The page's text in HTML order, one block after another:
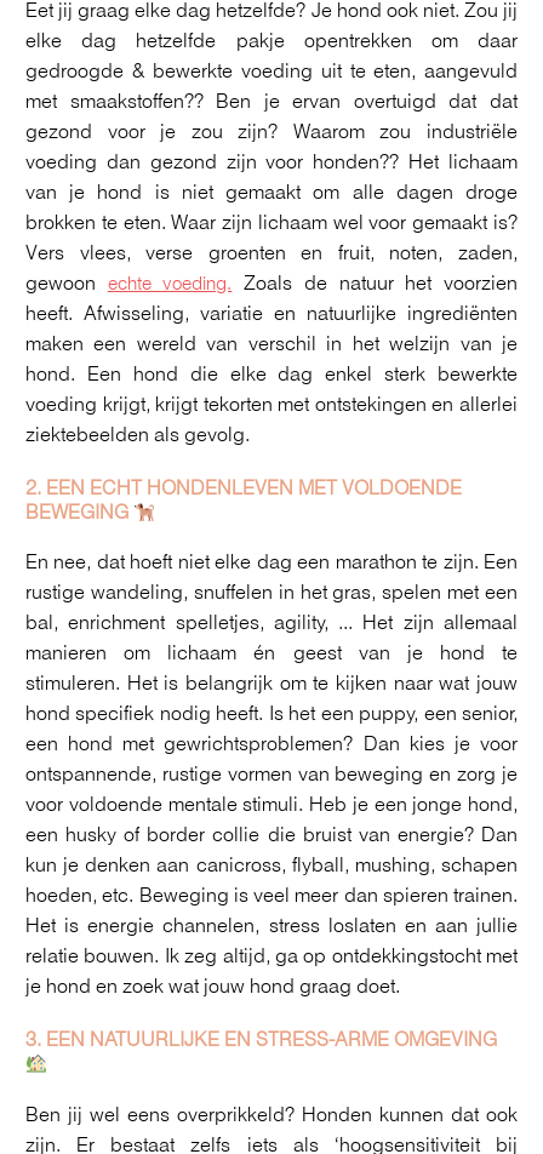
Eet jij graag elke dag hetzelfde? Je hond ook niet. Zou jij
elke dag hetzelfde pakje opentrekken om daar
gedroogde & bewerkte voeding uit te eten, aangevuld
met smaakstoffen?? Ben je ervan overtuigd dat dat
gezond voor je zou zijn? Waarom zou industriële
voeding dan gezond zijn voor honden?? Het lichaam
van je hond is niet gemaakt om alle dagen droge
brokken te eten. Waar zijn lichaam wel voor gemaakt is?
Vers vlees, verse groenten en fruit, noten, zaden,
gewoon echte voeding.
Zoals de natuur het voorzien
heeft. Afwisseling, variatie en natuurlijke ingrediënten
maken een wereld van verschil in het welzijn van je
hond. Een hond die elke dag enkel sterk bewerkte
voeding krijgt, krijgt tekorten met ontstekingen en allerlei
ziektebeelden als gevolg.
2. EEN ECHT HONDENLEVEN MET VOLDOENDE
BEWEGING
En nee, dat hoeft niet elke dag een marathon te zijn. Een
rustige wandeling, snuffelen in het gras, spelen met een
bal, enrichment spelletjes, agility, ... Het zijn allemaal
manieren om lichaam én geest van je hond te
stimuleren. Het is belangrijk om te kijken naar wat jouw
hond specifiek nodig heeft. Is het een puppy, een senior,
een hond met gewrichtsproblemen? Dan kies je voor
ontspannende, rustige vormen van beweging en zorg je
voor voldoende mentale stimuli. Heb je een jonge hond,
een husky of border collie die bruist van energie? Dan
kun je denken aan canicross, flyball, mushing, schapen
hoeden, etc. Beweging is veel meer dan spieren trainen.
Het is energie channelen, stress loslaten en aan jullie
relatie bouwen. Ik zeg altijd, ga op ontdekkingstocht met
je hond en zoek wat jouw hond graag doet.
3. EEN NATUURLIJKE EN STRESS-ARME OMGEVING
Ben jij wel eens overprikkeld? Honden kunnen dat ook
zijn. Er bestaat zelfs iets als ‘hoogsensitiviteit bij